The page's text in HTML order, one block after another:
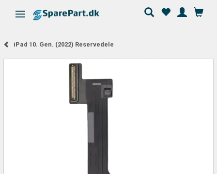
Skifte navigation
iPad 10. Gen. (2022) Reservedele